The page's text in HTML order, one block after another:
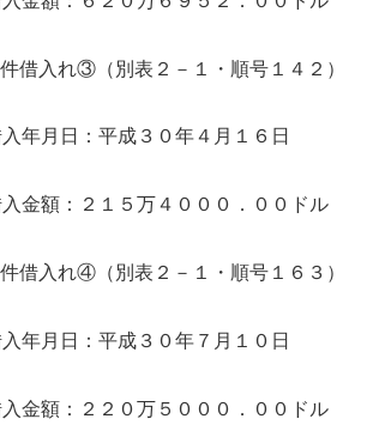
借入れ③（別表２－１・順号１４２）
年月日：平成３０年４月１６日
金額：２１５万４０００．００ドル
借入れ④（別表２－１・順号１６３）
年月日：平成３０年７月１０日
金額：２２０万５０００．００ドル